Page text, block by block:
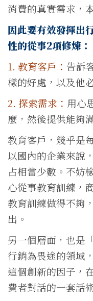
消費的真實需求，
因此要有效發揮出
性的從事2項修煉：
1. 教育客戶： 告訴
樣的好處，以及他
2. 探索需求： 用心
麼，然後提供能夠
教育客戶，幾乎是
以國內的企業來說
占相當少數。不妨
心從事教育訓練，
教育訓練做得不夠
出。
另一個層面，也是
行銷為畏途的領域
這個創新的因子，
費者對話的一套話